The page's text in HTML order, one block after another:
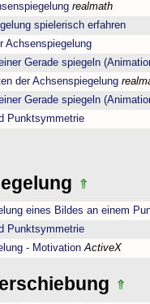
realmath
spielerisch erfahren
Achsenspiegelung
Gerade spiegeln
der Achsenspiegelung
Gerade spiegeln
Punktsymmetrie
eines Bildes an einem
Punktsymmetrie
- Motivation ActiveX